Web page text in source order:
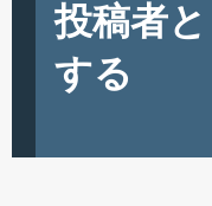
投稿者
する